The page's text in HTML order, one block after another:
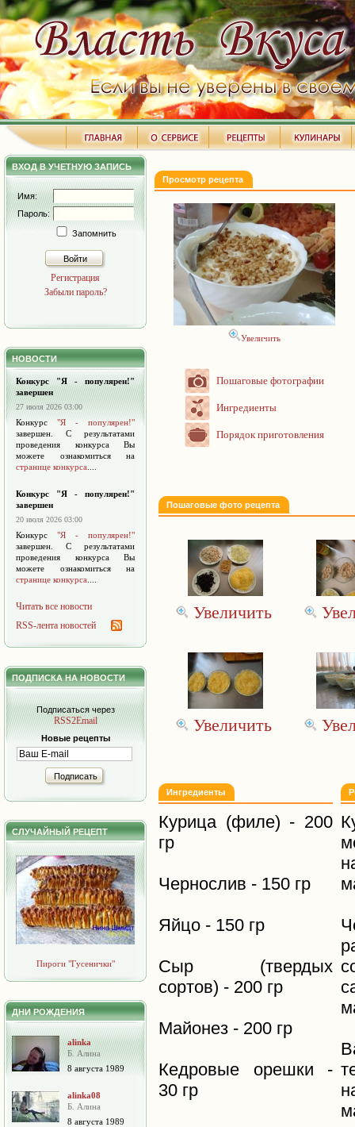
ВХОД В УЧЕТНУЮ ЗАПИСЬ
Имя:
Пароль:
Запомнить
Войти
Регистрация
Забыли пароль?
НОВОСТИ
Конкурс "Я - популярен!"
завершен
27 июля 2026 03:00
Конкурс "Я - популярен!"
завершен. С результатами
проведения конкурса Вы
можете ознакомиться на
странице конкурса
Конкурс "Я - популярен!"
завершен
20 июля 2026 03:00
Конкурс "Я - популярен!"
завершен. С результатами
проведения конкурса Вы
можете ознакомиться на
странице конкурса
Читать все новости
RSS-лента новостей
ПОДПИСКА НА НОВОСТИ
Подписаться через
RSS2Email
Новые рецепты
Подписать
СЛУЧАЙНЫЙ РЕЦЕПТ
Пироги "Гусенички"
ДНИ РОЖДЕНИЯ
alinka
Б. Алина
8 августа 1989
alinka08
Б. Алина
8 августа 1989
Просмотр рецепта
Увеличить
Пошаговые фотографии
Ингредиенты
Порядок приготовления
Пошаговые фото рецепта
Увеличить
Увеличить
Ингредиенты
Курица (филе) - 200
гр
Чернослив - 150 гр
Яйцо - 150 гр
Сыр (твердых
сортов) - 200 гр
Майонез - 200 гр
Кедровые орешки -
30 гр